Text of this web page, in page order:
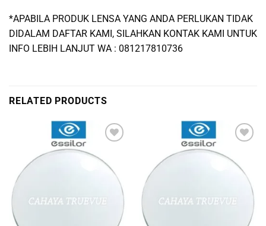
*APABILA PRODUK LENSA YANG ANDA PERLUKAN TIDAK
DIDALAM DAFTAR KAMI, SILAHKAN KONTAK KAMI UNTUK
INFO LEBIH LANJUT WA : 081217810736
RELATED PRODUCTS